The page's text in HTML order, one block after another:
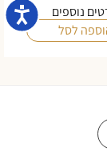
נוספים
לסל